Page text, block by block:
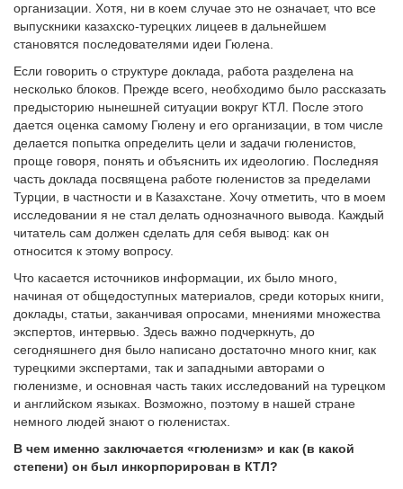
организации. Хотя, ни в коем случае это не означает, что все
выпускники казахско-турецких лицеев в дальнейшем
становятся последователями идеи Гюлена.
Если говорить о структуре доклада, работа разделена на
несколько блоков. Прежде всего, необходимо было рассказать
предысторию нынешней ситуации вокруг КТЛ. После этого
дается оценка самому Гюлену и его организации, в том числе
делается попытка определить цели и задачи гюленистов,
проще говоря, понять и объяснить их идеологию. Последняя
часть доклада посвящена работе гюленистов за пределами
Турции, в частности и в Казахстане. Хочу отметить, что в моем
исследовании я не стал делать однозначного вывода. Каждый
читатель сам должен сделать для себя вывод: как он
относится к этому вопросу.
Что касается источников информации, их было много,
начиная от общедоступных материалов, среди которых книги,
доклады, статьи, заканчивая опросами, мнениями множества
экспертов, интервью. Здесь важно подчеркнуть, до
сегодняшнего дня было написано достаточно много книг, как
турецкими экспертами, так и западными авторами о
гюленизме, и основная часть таких исследований на турецком
и английском языках. Возможно, поэтому в нашей стране
немного людей знают о гюленистах.
В чем именно заключается «гюленизм» и как (в какой
степени) он был инкорпорирован в КТЛ?